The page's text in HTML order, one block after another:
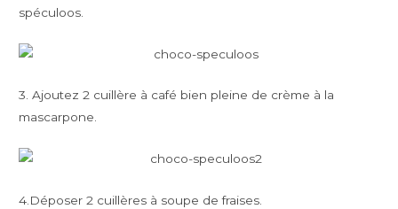
spéculoos.
3. Ajoutez 2 cuillère à café bien pleine de crème à la
mascarpone.
4.Déposer 2 cuillères à soupe de fraises.